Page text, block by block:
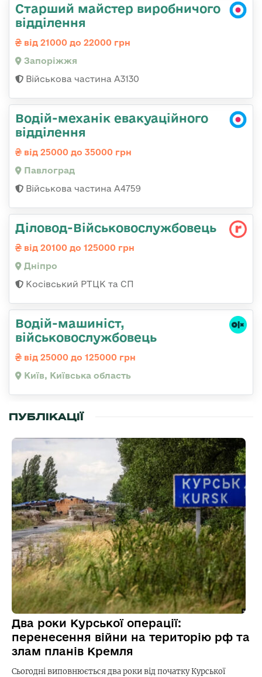
Старший майстер виробничого
відділення
від 21000 до 22000 грн
Запоріжжя
Військова частина А3130
Водій-механік евакуаційного
відділення
від 25000 до 35000 грн
Павлоград
Військова частина А4759
Діловод-Військовослужбовець
від 20100 до 125000 грн
Дніпро
Косівський РТЦК та СП
Водій-машиніст,
військовослужбовець
від 25000 до 125000 грн
Київ, Київська область
ПУБЛІКАЦІЇ
Два роки Курської операції:
перенесення війни на територію рф та
злам планів Кремля
Сьогодні виповнюється два роки від початку Курської